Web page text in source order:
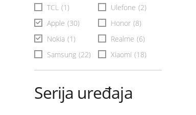
TCL (1) Ulefone (2)
Apple (30) Honor (8)
Nokia (1) Realme (6)
Samsung (22) Xiaomi (18)
Serija uređaja